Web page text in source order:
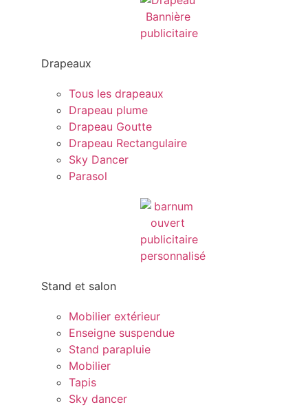
Drapeaux
Tous les drapeaux
Drapeau plume
Drapeau Goutte
Drapeau Rectangulaire
Sky Dancer
Parasol
Stand et salon
Mobilier extérieur
Enseigne suspendue
Stand parapluie
Mobilier
Tapis
Sky dancer